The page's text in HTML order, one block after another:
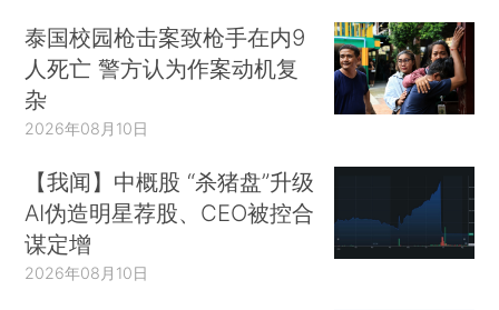
泰国校园枪击案致枪手在内9
人死亡 警方认为作案动机复
杂
2026年08月10日
【我闻】中概股 “杀猪盘”升级
AI伪造明星荐股、CEO被控合
谋定增
2026年08月10日